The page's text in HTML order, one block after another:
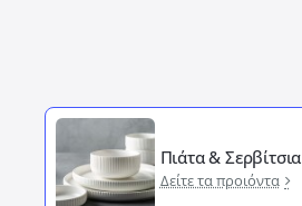
Πιάτα & Σερβίτσια
Δείτε τα προιόντα